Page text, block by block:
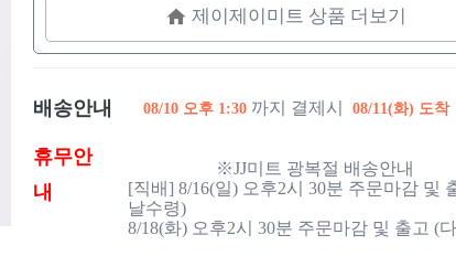
제이제이미트 상품 더보기
배송안내 08/10 오후 1:30까지 결제시 08/11(화) 도착
휴무안
내
[직배] 8/16(일) 오후2시 30분 주문마감 및
날수령)
8/18(화) 오후2시 30분 주문마감 및 출고 (